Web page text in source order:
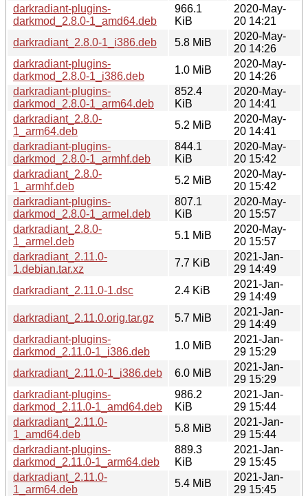
darkradiant-plugins-
darkmod_2.8.0-1_amd64.deb
966.1
KiB
2020-May-
20 14:21
darkradiant_2.8.0-1_i386.deb
5.8 MiB
2020-May-
20 14:26
darkradiant-plugins-
darkmod_2.8.0-1_i386.deb
1.0 MiB
2020-May-
20 14:26
darkradiant-plugins-
darkmod_2.8.0-1_arm64.deb
852.4
KiB
2020-May-
20 14:41
darkradiant_2.8.0-
1_arm64.deb
5.2 MiB
2020-May-
20 14:41
darkradiant-plugins-
darkmod_2.8.0-1_armhf.deb
844.1
KiB
2020-May-
20 15:42
darkradiant_2.8.0-
1_armhf.deb
5.2 MiB
2020-May-
20 15:42
darkradiant-plugins-
darkmod_2.8.0-1_armel.deb
807.1
KiB
2020-May-
20 15:57
darkradiant_2.8.0-
1_armel.deb
5.1 MiB
2020-May-
20 15:57
darkradiant_2.11.0-
1.debian.tar.xz
7.7 KiB
2021-Jan-
29 14:49
darkradiant_2.11.0-1.dsc
2.4 KiB
2021-Jan-
29 14:49
darkradiant_2.11.0.orig.tar.gz
5.7 MiB
2021-Jan-
29 14:49
darkradiant-plugins-
darkmod_2.11.0-1_i386.deb
1.0 MiB
2021-Jan-
29 15:29
darkradiant_2.11.0-1_i386.deb
6.0 MiB
2021-Jan-
29 15:29
darkradiant-plugins-
darkmod_2.11.0-1_amd64.deb
986.2
KiB
2021-Jan-
29 15:44
darkradiant_2.11.0-
1_amd64.deb
5.8 MiB
2021-Jan-
29 15:44
darkradiant-plugins-
darkmod_2.11.0-1_arm64.deb
889.3
KiB
2021-Jan-
29 15:45
darkradiant_2.11.0-
1_arm64.deb
5.4 MiB
2021-Jan-
29 15:45